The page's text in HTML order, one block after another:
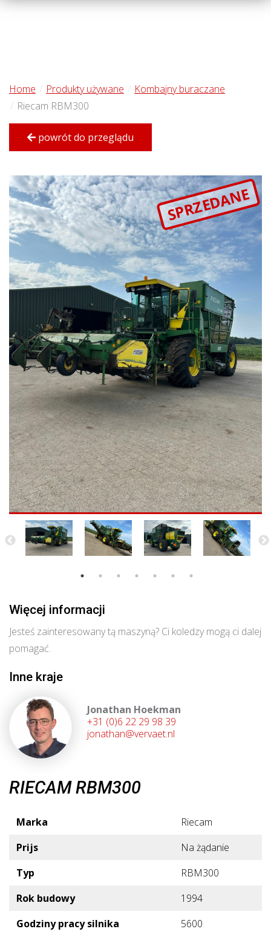
Home Produkty używane
Kombajny buraczane
Riecam RBM300
powrót do przeglądu
SPRZEDANE
Więcej informacji
Jesteś zainteresowany tą maszyną? Ci koledzy mogą ci dalej
pomagać.
Inne kraje
Jonathan Hoekman
+31 (0)6 22 29 98 39
jonathan@vervaet.nl
RIECAM RBM300
Marka
Riecam
Prijs
Na żądanie
Typ
RBM300
Rok budowy
1994
Godziny pracy silnika
5600